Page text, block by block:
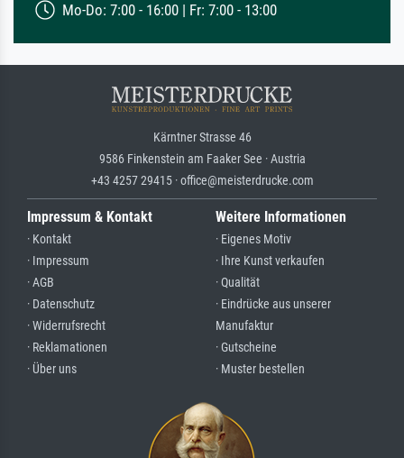
Mo-Do: 7:00 - 16:00 | Fr: 7:00 - 13:00
Kärntner Strasse 46
9586 Finkenstein am Faaker See · Austria
+43 4257 29415 · office@meisterdrucke.com
Impressum & Kontakt
· Kontakt
· Impressum
· AGB
· Datenschutz
· Widerrufsrecht
· Reklamationen
· Über uns
Weitere Informationen
· Eigenes Motiv
· Ihre Kunst verkaufen
· Qualität
· Eindrücke aus unserer
Manufaktur
· Gutscheine
· Muster bestellen